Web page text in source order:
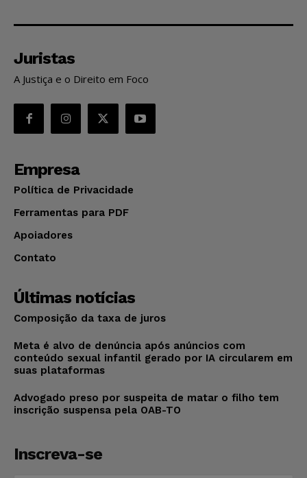
Juristas
A Justiça e o Direito em Foco
Empresa
Política de Privacidade
Ferramentas para PDF
Apoiadores
Contato
Últimas notícias
Composição da taxa de juros
Meta é alvo de denúncia após anúncios com
conteúdo sexual infantil gerado por IA circularem em
suas plataformas
Advogado preso por suspeita de matar o filho tem
inscrição suspensa pela OAB-TO
Inscreva-se